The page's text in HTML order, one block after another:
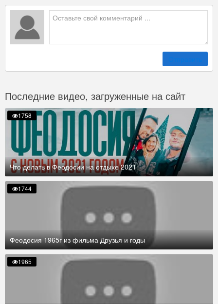
Отправить
Последние видео, загруженные на сайт
Что делать в Феодосии на отдыхе 2021
1758
Феодосия 1965г из фильма Друзья и годы
1744
1965